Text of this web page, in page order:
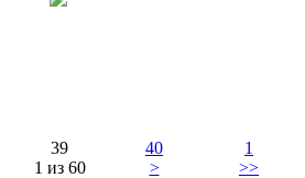
39 40
1
1 из 60
>
>>